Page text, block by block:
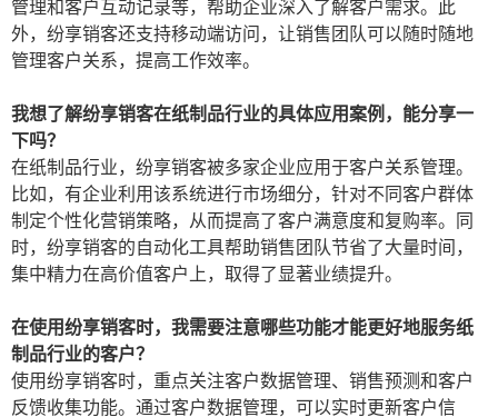
管理和客户互动记录等，帮助企业深入了解客户需求。此
外，纷享销客还支持移动端访问，让销售团队可以随时随地
管理客户关系，提高工作效率。
我想了解纷享销客在纸制品行业的具体应用案例，能分享一
下吗？
在纸制品行业，纷享销客被多家企业应用于客户关系管理。
比如，有企业利用该系统进行市场细分，针对不同客户群体
制定个性化营销策略，从而提高了客户满意度和复购率。同
时，纷享销客的自动化工具帮助销售团队节省了大量时间，
集中精力在高价值客户上，取得了显著业绩提升。
在使用纷享销客时，我需要注意哪些功能才能更好地服务纸
制品行业的客户？
使用纷享销客时，重点关注客户数据管理、销售预测和客户
反馈收集功能。通过客户数据管理，可以实时更新客户信